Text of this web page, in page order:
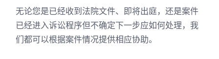
无论您是已经收到法院文件、即将出庭，还是案件
已经进入诉讼程序但不确定下一步应如何处理，我
们都可以根据案件情况提供相应协助。